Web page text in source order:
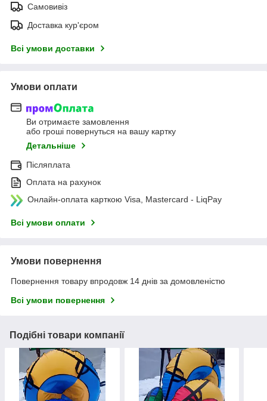
Самовивіз
Доставка кур'єром
Всі умови доставки
Умови оплати
Ви отримаєте замовлення
або гроші повернуться на вашу картку
Детальніше
Післяплата
Оплата на рахунок
Онлайн-оплата карткою Visa, Mastercard - LiqPay
Всі умови оплати
Умови повернення
Повернення товару впродовж 14 днів за домовленістю
Всі умови повернення
Подібні товари компанії